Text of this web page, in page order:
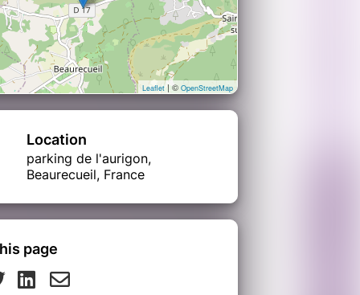
Leaflet| © OpenStreetMap
Location
parking de l'aurigon,
Beaurecueil, France
page